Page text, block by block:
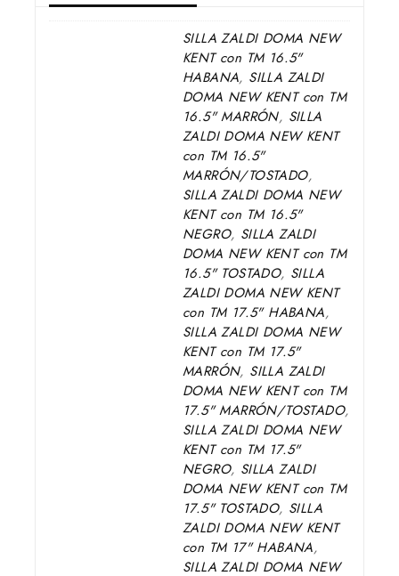
SILLA ZALDI DOMA NEW
KENT con TM 16.5"
HABANA, SILLA ZALDI
DOMA NEW KENT con TM
16.5" MARRÓN, SILLA
ZALDI DOMA NEW KENT
con TM 16.5"
MARRÓN/TOSTADO,
SILLA ZALDI DOMA NEW
KENT con TM 16.5"
NEGRO, SILLA ZALDI
DOMA NEW KENT con TM
16.5" TOSTADO, SILLA
ZALDI DOMA NEW KENT
con TM 17.5" HABANA,
SILLA ZALDI DOMA NEW
KENT con TM 17.5"
MARRÓN, SILLA ZALDI
DOMA NEW KENT con TM
17.5" MARRÓN/TOSTADO,
SILLA ZALDI DOMA NEW
KENT con TM 17.5"
NEGRO, SILLA ZALDI
DOMA NEW KENT con TM
17.5" TOSTADO, SILLA
ZALDI DOMA NEW KENT
con TM 17" HABANA,
SILLA ZALDI DOMA NEW